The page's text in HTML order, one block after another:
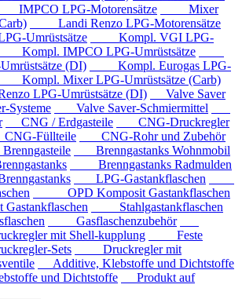
LPG-Motorensätze
Mixer
Landi Renzo LPG-Motorensätze
Umrüstsätze
Kompl. VGI LPG-
Kompl. IMPCO LPG-Umrüstsätze
(DI)
Kompl. Eurogas LPG-
Kompl. Mixer LPG-Umrüstsätze (Carb)
LPG-Umrüstsätze (DI)
Valve Saver
Valve Saver-Schmiermittel
CNG / Erdgasteile
CNG-Druckregler
Füllteile
CNG-Rohr und Zubehör
Brenngastanks Wohnmobil
Brenngastanks Radmulden
LPG-Gastankflaschen
OPD Komposit Gastankflaschen
Stahlgastankflaschen
Gasflaschenzubehör
mit Shell-kupplung
Feste
Sets
Druckregler mit
Additive, Klebstoffe und Dichtstoffe
und Dichtstoffe
Produkt auf